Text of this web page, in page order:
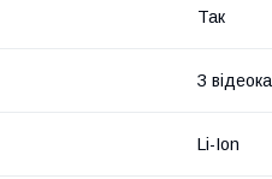
Так
З
Li-Ion